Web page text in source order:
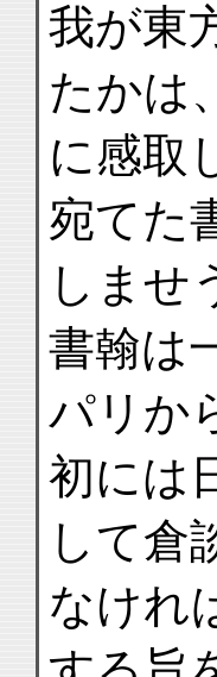
我が東
たかは
に感取
宛てた
しませ
書翰は
パリか
初には
して倉
なけれ